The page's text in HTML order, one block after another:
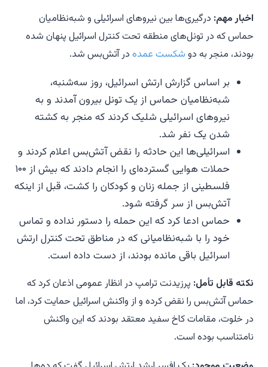
اخبار مهم: درگیری‌ها بین نیروهای اسرائیلی و شبه‌نظامیان
حماس که در تونل‌های منطقه تحت کنترل اسرائیل پنهان شده
بودند، منجر به دو شکست عمده در آتش‌بس شد.
بر اساس گزارش ارتش اسرائیل، روز سه‌شنبه،
شبه‌نظامیان حماس از یک تونل بیرون آمدند و به
نیروهای اسرائیلی شلیک کردند که منجر به کشته
شدن یک نفر شد.
اسرائیلی‌ها این حادثه را نقض آتش‌بس اعلام کردند و
حملات هوایی گسترده‌ای را انجام دادند که بیش از ۱۰۰
فلسطینی از جمله زنان و کودکان را کشت، قبل از اینکه
آتش‌بس از سر گرفته شود.
حماس ادعا کرد که این حمله را دستور نداده و تماس
خود را با شبه‌نظامیانی که در مناطق تحت کنترل ارتش
اسرائیل باقی مانده بودند، از دست داده است.
نکته قابل تأمل: پرزیدنت ترامپ در انظار عمومی اذعان کرد که
حماس آتش‌بس را نقض کرده و از واکنش اسرائیل حمایت کرد، اما
در خلوت، مقامات کاخ سفید معتقد بودند که این واکنش
نامتناسب بوده است.